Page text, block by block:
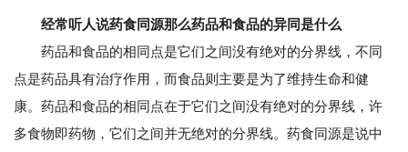
经常听人说药食同源那么药品和食品的异同是什么
药品和食品的相同点是它们之间没有绝对的分界线，不同
点是药品具有治疗作用，而食品则主要是为了维持生命和健
康。药品和食品的相同点在于它们之间没有绝对的分界线，许
多食物即药物，它们之间并无绝对的分界线。药食同源是说中